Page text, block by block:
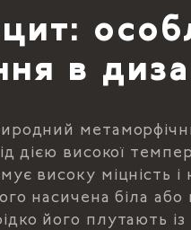
в
дією високої
високу міцність
насичена біла
його плутають